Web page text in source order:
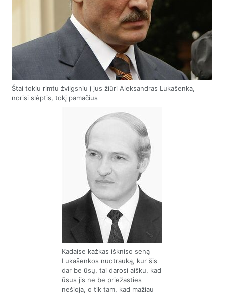
Štai tokiu rimtu žvilgsniu į jus žiūri Aleksandras Lukašenka,
norisi slėptis, tokį pamačius
Kadaise kažkas iškniso seną
Lukašenkos nuotrauką, kur šis
dar be ūsų, tai darosi aišku, kad
ūsus jis ne be priežasties
nešioja, o tik tam, kad mažiau